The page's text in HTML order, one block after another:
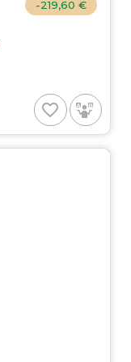
-219,60 €
favorite_border